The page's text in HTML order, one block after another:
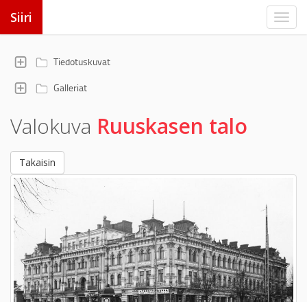
Siiri
Tiedotuskuvat
Galleriat
Valokuva Ruuskasen talo
Takaisin